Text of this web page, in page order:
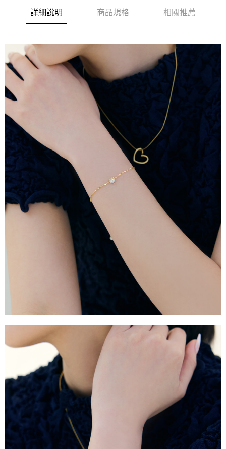
街口支付
運送方式
不提供全家取貨付款
每筆NT$999,999
每筆NT$999,999
7-11超商取貨付款（離島取貨加價40元）
每筆NT$70，滿NT$599(含以上)免運費
付款後7-11取貨（離島取貨加價40元）
每筆NT$70，滿NT$599(含以上)免運費
台灣宅配通
每筆NT$70，滿NT$599(含以上)免運費
詳細說明 商品規格 相關推薦